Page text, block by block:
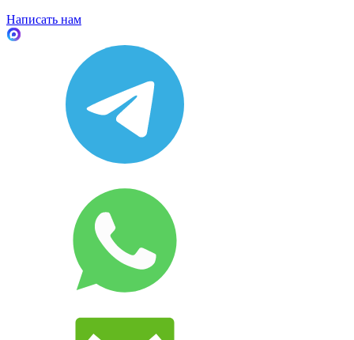
Написать нам